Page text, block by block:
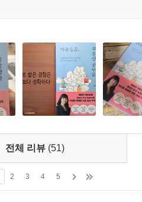
이 부동산 공부를 시작하기에 가
전체 리뷰 (51)
2 3 4 5